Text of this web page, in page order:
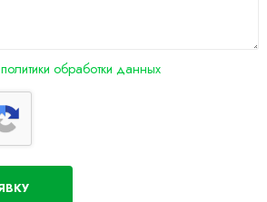
политики обработки данных